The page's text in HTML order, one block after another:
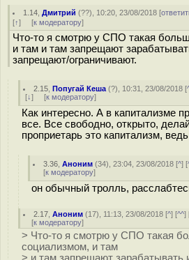
1.14 ,Дмитрий (??), 10:20, 23/08/2018 [
[↑] [к модератору]
Что-то я смотрю у СПО такая
и там и там запрещают
запрещают/ограничивают.
2.15 ,Попугай Кеша (?), 10:31, 23/08/2018 [
[↓] [к модератору]
Как интересно. А в капитализме
все. Все свободно, открыто,
проприетарь это капитализм,
3.36 ,Аноним (34), 23:04, 23/08/2018 [^] [
[к модератору]
он обычный тролль,
2.17 ,Аноним (17), 11:13, 23/08/2018 [^] [^^]
[к модератору]
> Что-то я смотрю у СПО такая
социализмом, и там